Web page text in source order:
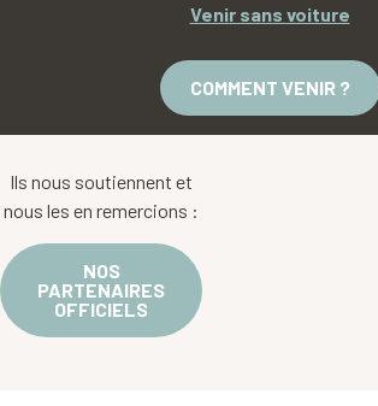
Venir sans voiture
COMMENT VENIR ?
Ils nous soutiennent et
nous les en remercions :
NOS
PARTENAIRES
OFFICIELS